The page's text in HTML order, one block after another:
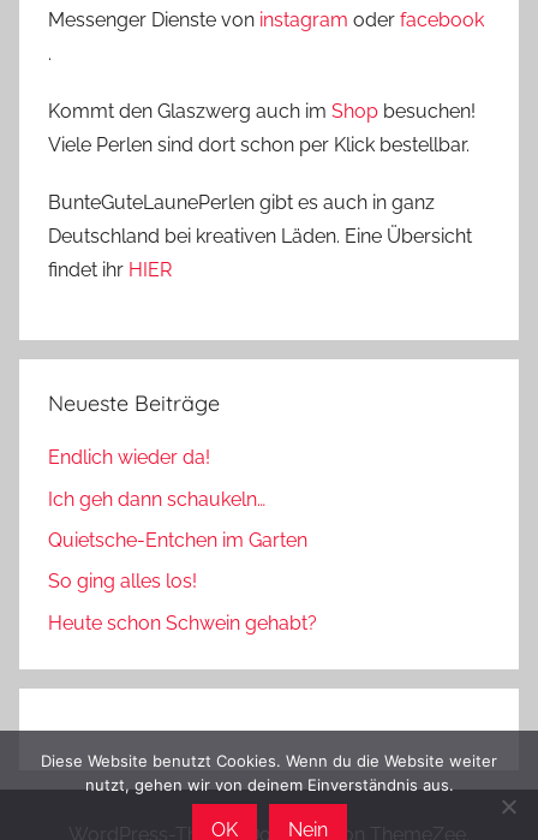
Messenger Dienste von instagram oder facebook
.
Kommt den Glaszwerg auch im Shop besuchen!
Viele Perlen sind dort schon per Klick bestellbar.
BunteGuteLaunePerlen gibt es auch in ganz
Deutschland bei kreativen Läden. Eine Übersicht
findet ihr HIER
Neueste Beiträge
Endlich wieder da!
Ich geh dann schaukeln…
Quietsche-Entchen im Garten
So ging alles los!
Heute schon Schwein gehabt?
WordPress-Theme: Donovan von ThemeZee.
Diese Website benutzt Cookies. Wenn du die Website weiter
nutzt, gehen wir von deinem Einverständnis aus.
OK Nein